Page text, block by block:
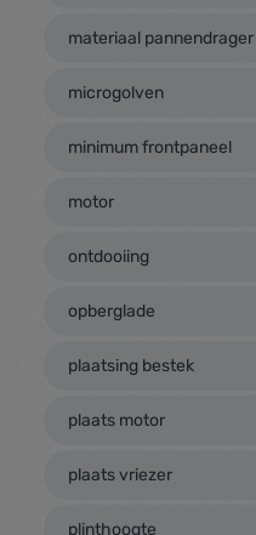
materiaal pannendrager
microgolven
minimum frontpaneel
motor
ontdooiing
opberglade
plaatsing bestek
plaats motor
plaats vriezer
plinthoogte